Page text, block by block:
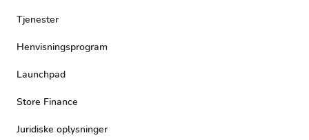
Tjenester
Henvisningsprogram
Launchpad
Store Finance
Juridiske oplysninger